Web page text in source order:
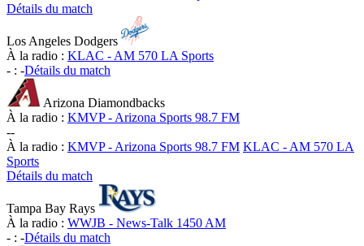
Détails du match
Los Angeles Dodgers
À la radio : KLAC - AM 570 LA Sports
- : -Détails du match
Arizona Diamondbacks
À la radio : KMVP - Arizona Sports 98.7 FM
--
À la radio : KMVP - Arizona Sports 98.7 FM KLAC - AM 570 LA
Sports
Détails du match
Tampa Bay Rays
À la radio : WWJB - News-Talk 1450 AM
- : -Détails du match